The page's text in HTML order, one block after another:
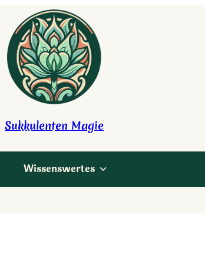
Sukkulenten Magie
Wissenswertes